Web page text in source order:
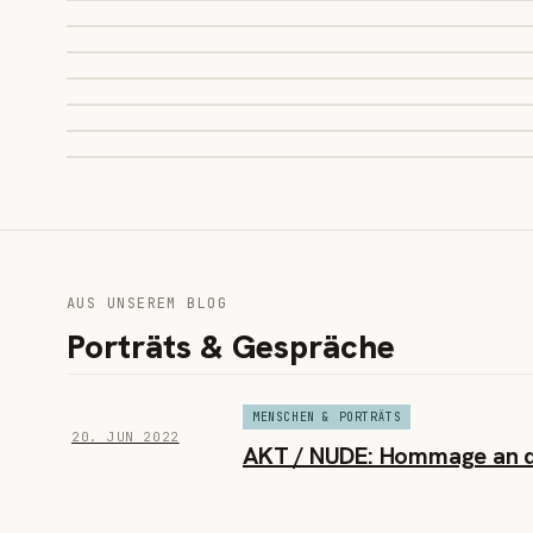
Momente des Seins
Mixed Media auf Papier · 2019
Ohne Titel
Aquarell auf Papier · 2012
AUS UNSEREM BLOG
Porträts & Gespräche
20. JUN 2022
MENSCHEN & PORTRÄTS
AKT / NUDE: Hommage